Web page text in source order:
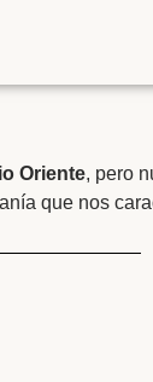
Oriente, pero
que nos